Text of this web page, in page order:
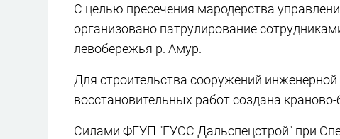
С целью пресечения мародерства
организовано патрулирование
левобережья р. Амур.
Для строительства сооружений
восстановительных работ создана
Силами ФГУП "ГУСС Дальспецстрой" при